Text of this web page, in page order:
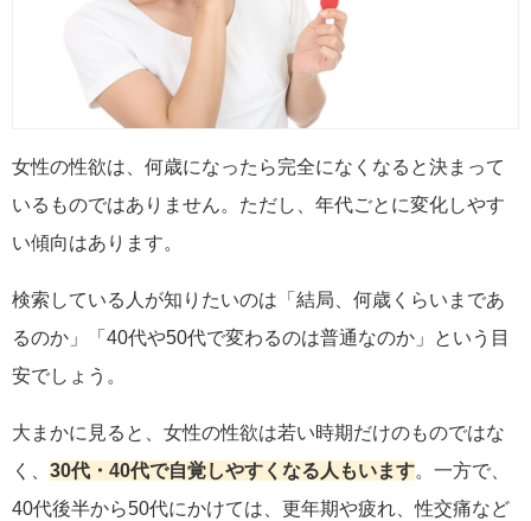
女性の性欲は、何歳になったら完全になくなると決まって
いるものではありません。ただし、年代ごとに変化しやす
い傾向はあります。
検索している人が知りたいのは「結局、何歳くらいまであ
るのか」「40代や50代で変わるのは普通なのか」という目
安でしょう。
大まかに見ると、女性の性欲は若い時期だけのものではな
く、 30代・40代で自覚しやすくなる人もいます。一方で、
40代後半から50代にかけては、更年期や疲れ、性交痛など